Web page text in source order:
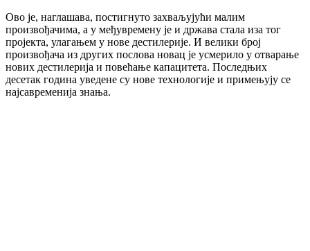
Ово је, наглашава, постигнуто захваљујући малим
произвођачима, а у међувремену је и држава стала иза тог
пројекта, улагањем у нове дестилерије. И велики број
произвођача из других послова новац је усмерило у отварање
нових дестилерија и повећање капацитета. Последњих
десетак година уведене су нове технологије и примењују се
најсавременија знања.